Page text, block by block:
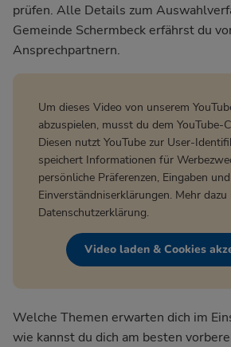
prüfen. Alle Details zum
Gemeinde Schermbeckerfährst du
Ansprechpartnern.
Um dieses Video von unserem
abzuspielen, musst du dem YouTube-
Diesen nutzt YouTube zur User-
speichert Informationen für
persönliche Präferenzen, Eingaben und
Einverständniserklärungen. Mehr
Datenschutzerklärung.
Video laden & Cookies
Welche Themen erwarten dich im
wie kannst du dich am besten